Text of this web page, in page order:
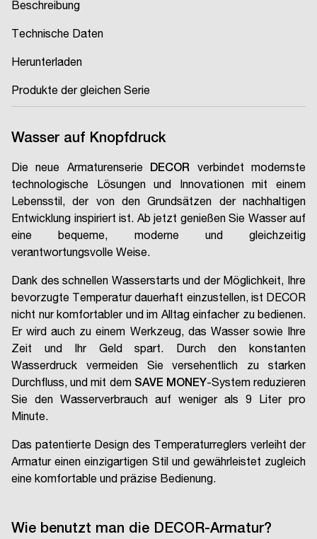
Beschreibung
Technische Daten
Herunterladen
Produkte der gleichen Serie
Wasser auf Knopfdruck
Die neue Armaturenserie DECOR verbindet modernste
technologische Lösungen und Innovationen mit einem
Lebensstil, der von den Grundsätzen der nachhaltigen
Entwicklung inspiriert ist. Ab jetzt genießen Sie Wasser auf
eine bequeme, moderne und gleichzeitig
verantwortungsvolle Weise.
Dank des schnellen Wasserstarts und der Möglichkeit, Ihre
bevorzugte Temperatur dauerhaft einzustellen, ist DECOR
nicht nur komfortabler und im Alltag einfacher zu bedienen.
Er wird auch zu einem Werkzeug, das Wasser sowie Ihre
Zeit und Ihr Geld spart. Durch den konstanten
Wasserdruck vermeiden Sie versehentlich zu starken
Durchfluss, und mit dem SAVE MONEY-System reduzieren
Sie den Wasserverbrauch auf weniger als 9 Liter pro
Minute.
Das patentierte Design des Temperaturreglers verleiht der
Armatur einen einzigartigen Stil und gewährleistet zugleich
eine komfortable und präzise Bedienung.
Wie benutzt man die DECOR-Armatur?